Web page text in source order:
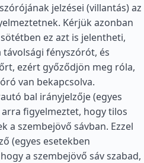
jelzései (villantás) az
Kérjük azonban
ez azt is jelentheti,
fényszórót, és
ezért győződjön meg róla,
van bekapcsolva.
bal irányjelzője (egyes
figyelmeztet, hogy tilos
a szembejövő sávban. Ezzel
(egyes esetekben
a szembejövő sáv szabad,